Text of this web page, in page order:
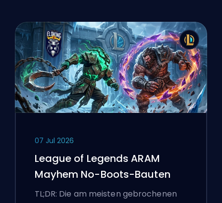
07 Jul 2026
League of Legends ARAM
Mayhem No-Boots-Bauten
TL;DR: Die am meisten gebrochenen